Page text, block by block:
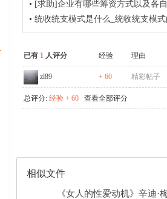
• [求助]企业有哪些筹资方式以及各
• 统收统支模式是什么_统收统支模
已有 1 人评分 经验 理由
zl89 + 60 精彩帖子
总评分: 经验 + 60 查看全部评分
相似文件
《女人的性爱动机》辛迪·